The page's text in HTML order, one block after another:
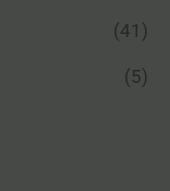
(41)
(5)